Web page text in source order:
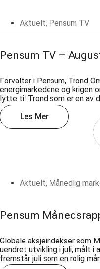
Aktuelt, Pensum TV
Pensum TV –
Forvalter i Pensum, Trond
energimarkedene og krigen
lytte til Trond som er en av
Les Mer
Aktuelt, Månedlig
Pensum
Globale aksjeindekser som
uendret utvikling i juli, målt i
fremstår juli som en rolig